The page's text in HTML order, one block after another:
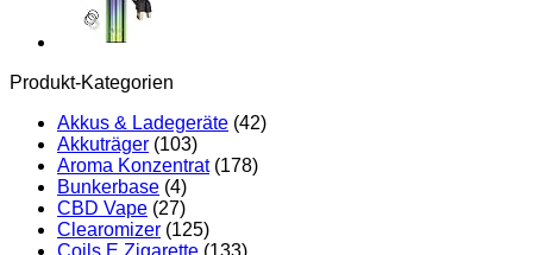
Produkt-Kategorien
Akkus & Ladegeräte (42)
Akkuträger (103)
Aroma Konzentrat (178)
Bunkerbase (4)
CBD Vape (27)
Clearomizer (125)
Coils E Zigarette (133)